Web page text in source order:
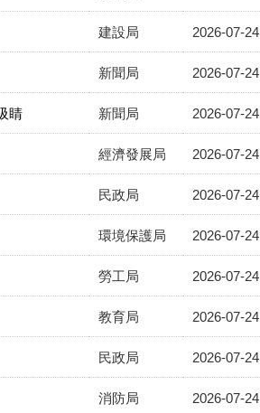
建設局 2026-07-24
新聞局 2026-07-24
睛 新聞局 2026-07-24
經濟發展局 2026-07-24
民政局 2026-07-24
環境保護局 2026-07-24
勞工局 2026-07-24
教育局 2026-07-24
民政局 2026-07-24
消防局 2026-07-24